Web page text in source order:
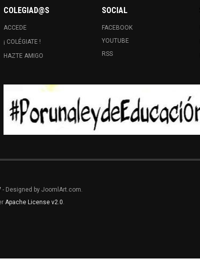
COLEGIAD@S
ACCEDE
¡ COLÉGIATE !
HAZTE AMIGO
SOCIAL
FACEBOOK
YOUTUBE
RSS
- Designed by JoomlArt.com.
Apache License v2.0.